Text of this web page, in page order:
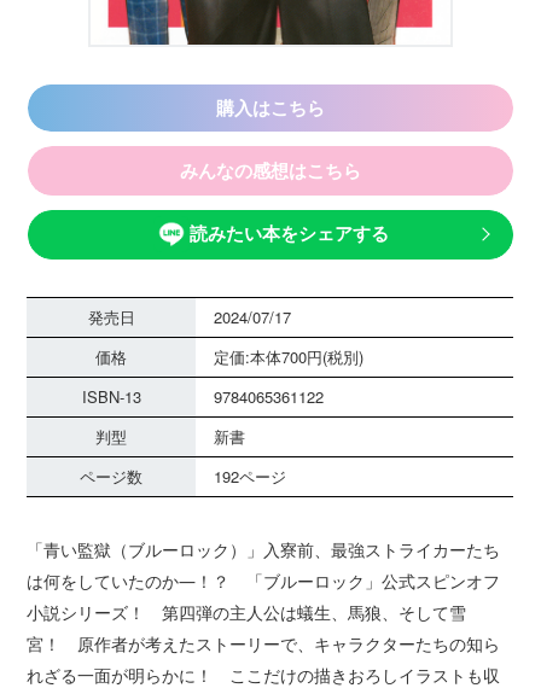
購入はこちら
みんなの感想はこちら
読みたい本をシェアする
発売日
2024/07/17
価格
定価:本体700円(税別)
ISBN-13
9784065361122
判型
新書
ページ数
192ページ
「青い監獄（ブルーロック）」入寮前、最強ストライカーたち
は何をしていたのか―！？ 「ブルーロック」公式スピンオフ
小説シリーズ！ 第四弾の主人公は蟻生、馬狼、そして雪
宮！ 原作者が考えたストーリーで、キャラクターたちの知ら
れざる一面が明らかに！ ここだけの描きおろしイラストも収